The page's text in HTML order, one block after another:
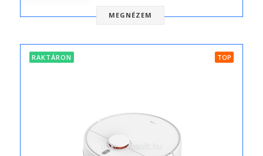
MEGNÉZEM
RAKTÁRON TOP